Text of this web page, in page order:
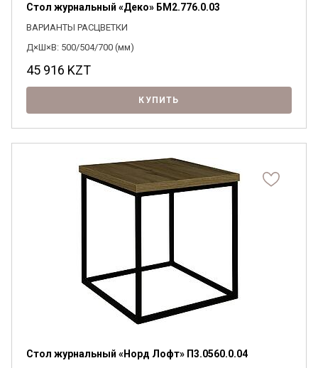
Стол журнальный «Деко» БМ2.776.0.03
ВАРИАНТЫ РАСЦВЕТКИ
Д×Ш×В: 500/504/700 (мм)
45 916 KZT
КУПИТЬ
Стол журнальный «Норд Лофт» П3.0560.0.04